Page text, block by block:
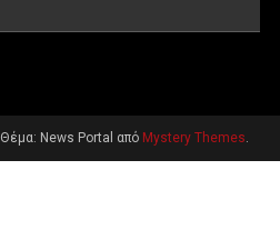
Θέμα: News Portal από Mystery Themes.